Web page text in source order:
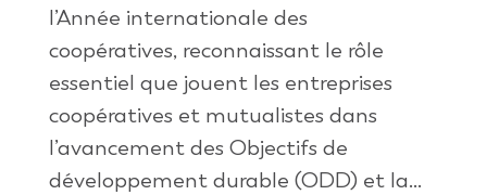
l’Année internationale des
coopératives, reconnaissant le rôle
essentiel que jouent les entreprises
coopératives et mutualistes dans
l’avancement des Objectifs de
développement durable (ODD) et la...